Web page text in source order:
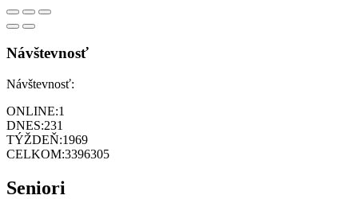
Návštevnosť
Návštevnosť:
ONLINE:1
DNES:231
TÝŽDEŇ:1969
CELKOM:3396305
Seniori